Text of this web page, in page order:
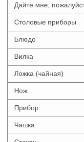
Дайте мне,
Столовые приборы
Блюдо
Вилка
Ложка (чайная)
Нож
Прибор
Чашка